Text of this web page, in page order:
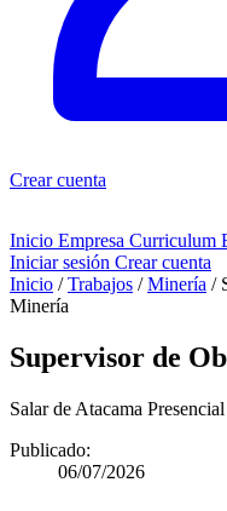
Crear cuenta
Inicio Empresa Curriculum
Iniciar sesión Crear cuenta
Inicio / Trabajos / Minería /
Minería
Supervisor de
Salar de Atacama Presencial
Publicado:
06/07/2026